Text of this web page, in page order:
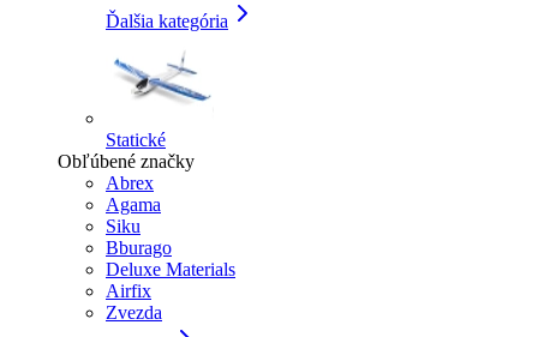
Ďalšia kategória
Statické
Obľúbené značky
Abrex
Agama
Siku
Bburago
Deluxe Materials
Airfix
Zvezda